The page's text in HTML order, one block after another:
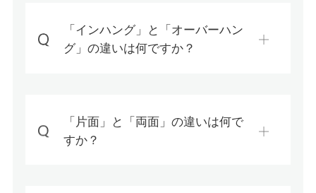
「インハング」と「オーバーハン
グ」の違いは何ですか？
「片面」と「両面」の違いは何で
すか？